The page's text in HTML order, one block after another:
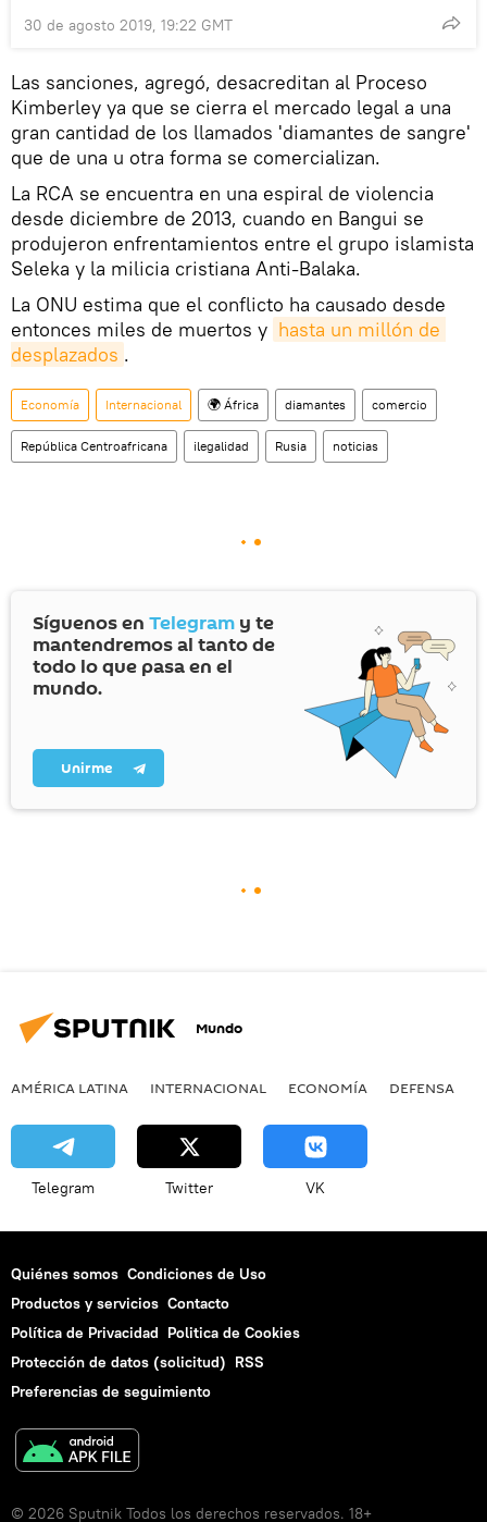
30 de agosto 2019, 19:22 GMT
Las sanciones, agregó, desacreditan al Proceso
Kimberley ya que se cierra el mercado legal a una
gran cantidad de los llamados 'diamantes de sangre'
que de una u otra forma se comercializan.
La RCA se encuentra en una espiral de violencia
desde diciembre de 2013, cuando en Bangui se
produjeron enfrentamientos entre el grupo islamista
Seleka y la milicia cristiana Anti-Balaka.
La ONU estima que el conflicto ha causado desde
entonces miles de muertos y hasta un millón de
desplazados .
Economía Internacional 🌍 África diamantes comercio
República Centroafricana ilegalidad Rusia noticias
Síguenos en Telegram y te
mantendremos al tanto de
todo lo que pasa en el
mundo.
Unirme
Mundo
AMÉRICA LATINA INTERNACIONAL ECONOMÍA DEFENSA
Telegram Twitter VK
Quiénes somos Condiciones de Uso
Productos y servicios Contacto
Política de Privacidad Politica de Cookies
Protección de datos (solicitud) RSS
Preferencias de seguimiento
© 2026 Sputnik Todos los derechos reservados. 18+